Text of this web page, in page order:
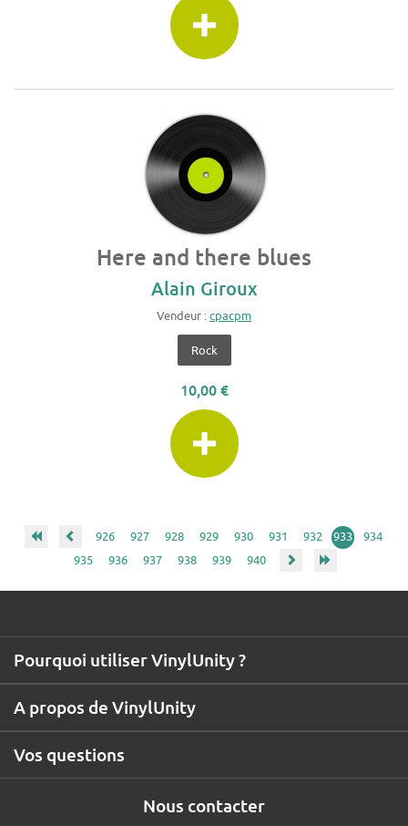
Here and there blues
Alain Giroux
Vendeur :cpacpm
Rock
10,00 €
926 927 928 929 930 931 932 933
934
935
936 937 938 939 940
Nous contacter
A propos de VinylUnity
Pourquoi utiliser VinylUnity ?
Vos questions